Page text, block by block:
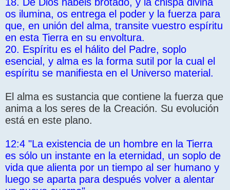
os ilumina, os entrega el poder y la fuerza para
que, en unión del alma, transite vuestro espíritu
en esta Tierra en su envoltura.
20. Espíritu es el hálito del Padre, soplo
esencial, y alma es la forma sutil por la cual el
espíritu se manifiesta en el Universo material.
El alma es sustancia que contiene la fuerza que
anima a los seres de la Creación. Su evolución
está en este plano.
12:4 "La existencia de un hombre en la Tierra
es sólo un instante en la eternidad, un soplo de
vida que alienta por un tiempo al ser humano y
luego se aparta para después volver a alentar